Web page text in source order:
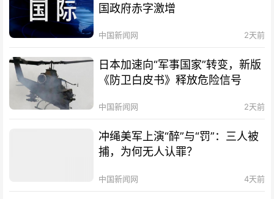
国政府赤字激增
中国新闻网 2天前
日本加速向“军事国家”转变，新版
《防卫白皮书》释放危险信号
中国新闻网 2天前
冲绳美军上演“醉”与“罚”：三人被
捕，为何无人认罪？
中国新闻网 4天前